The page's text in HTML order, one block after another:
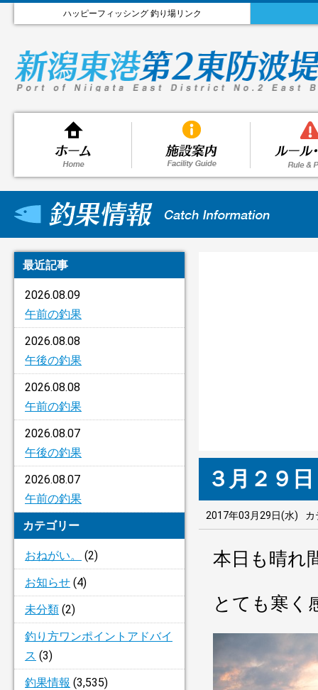
ハッピーフィッシング 釣り場リンク
最近記事
2026.08.09
午前の釣果
2026.08.08
午後の釣果
2026.08.08
午前の釣果
2026.08.07
午後の釣果
2026.08.07
午前の釣果
カテゴリー
おねがい。
(2)
お知らせ (4)
未分類 (2)
釣り方ワンポイントアドバイ
ス (3)
釣果情報 (3,535)
３月２９
2017年03月29日(水) カ
本日も晴れ
とても寒く